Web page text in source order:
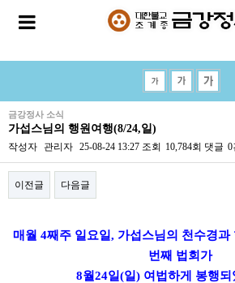
금강정사 소식
가섭스님의 행원여행(8/24,일)
작성자 관리자 25-08-24 13:27 조회 10,784회 댓글 0
이전글 다음글
매월 4째주 일요일, 가섭스님의 천수경과
번째 법회가
8월24일(일) 여법하게 봉행되